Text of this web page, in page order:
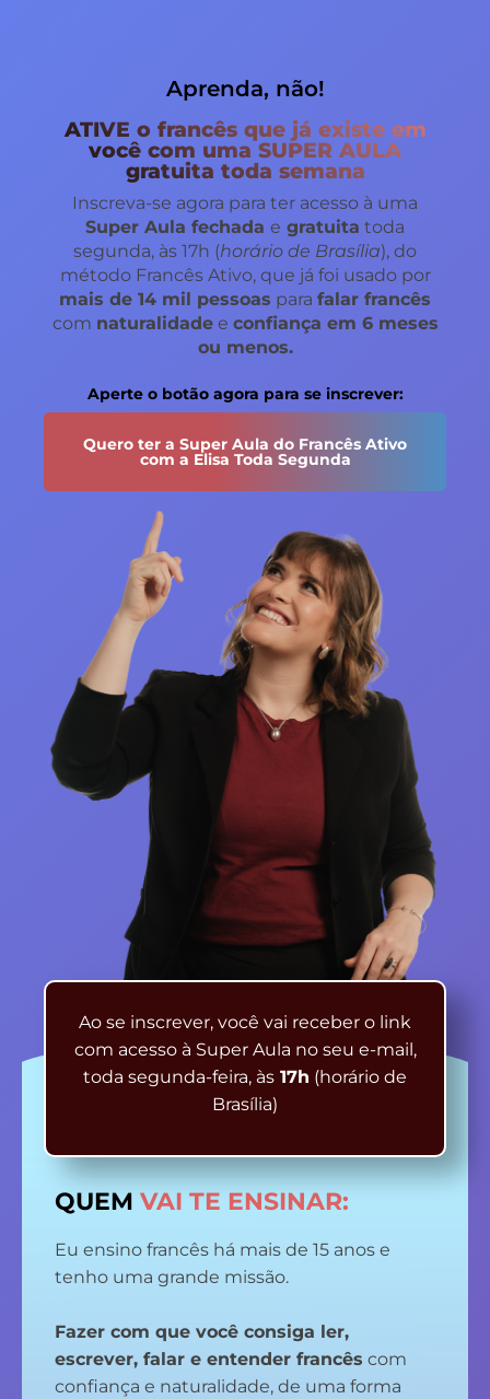
Aprenda, não!
ATIVE o francês que já existe em
você com uma SUPER AULA
gratuita toda semana
Inscreva-se agora para ter acesso à uma
Super Aula fechada e gratuita toda
segunda, às 17h (horário de Brasília), do
método Francês Ativo, que já foi usado por
mais de 14 mil pessoas para falar francês
com naturalidadee confiança em 6 meses
ou menos.
Aperte o botão agora para se inscrever:
Quero ter a Super Aula do Francês Ativo
com a Elisa Toda Segunda
Ao se inscrever, você vai receber o link
com acesso à Super Aula no seu e-mail,
toda segunda-feira, às 17h (horário de
Brasília)
QUEM VAI TE ENSINAR:
Eu ensino francês há mais de 15 anos e
tenho uma grande missão.
Fazer com que você consiga ler,
escrever, falar e entender francês com
confiança e naturalidade, de uma forma